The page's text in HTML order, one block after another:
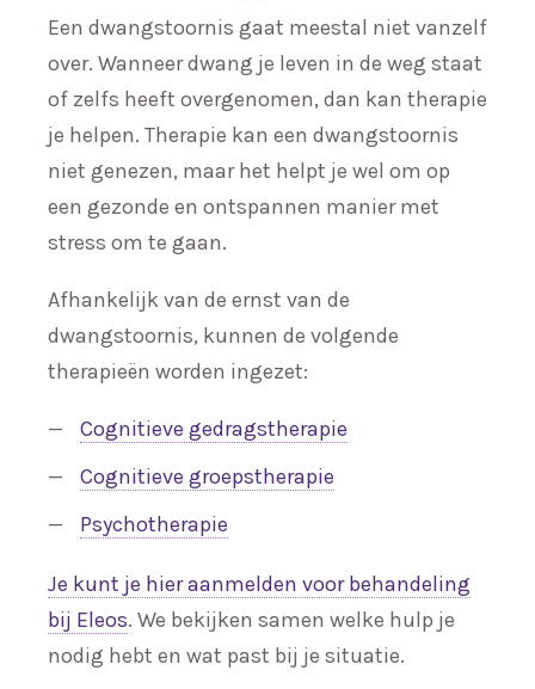
Een dwangstoornis gaat meestal niet vanzelf
over. Wanneer dwang je leven in de weg staat
of zelfs heeft overgenomen, dan kan therapie
je helpen. Therapie kan een dwangstoornis
niet genezen, maar het helpt je wel om op
een gezonde en ontspannen manier met
stress om te gaan.
Afhankelijk van de ernst van de
dwangstoornis, kunnen de volgende
therapieën worden ingezet:
Cognitieve gedragstherapie
Cognitieve groepstherapie
Psychotherapie
Je kunt je hier aanmelden voor behandeling
bij Eleos. We bekijken samen welke hulp je
nodig hebt en wat past bij je situatie.